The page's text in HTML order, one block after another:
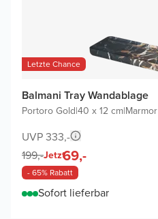
Letzte Chance
Balmani Tray Wandablage
Portoro Gold|40 x 12 cm|Marmor
UVP 333,-
199,-Jetzt69,-
- 65% Rabatt
Sofort lieferbar